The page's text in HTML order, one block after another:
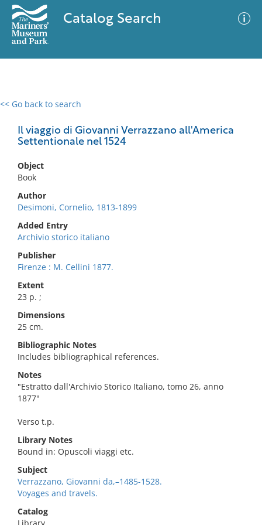
Catalog Search
<< Go back to search
Il viaggio di Giovanni Verrazzano all'America
Settentionale nel 1524
Object
Book
Author
Desimoni, Cornelio, 1813-1899
Added Entry
Archivio storico italiano
Publisher
Firenze : M. Cellini 1877.
Extent
23 p. ;
Dimensions
25 cm.
Bibliographic Notes
Includes bibliographical references.
Notes
"Estratto dall'Archivio Storico Italiano, tomo 26, anno
1877"
Verso t.p.
Library Notes
Bound in: Opuscoli viaggi etc.
Subject
Verrazzano, Giovanni da,–1485-1528.
Voyages and travels.
Catalog
0 results